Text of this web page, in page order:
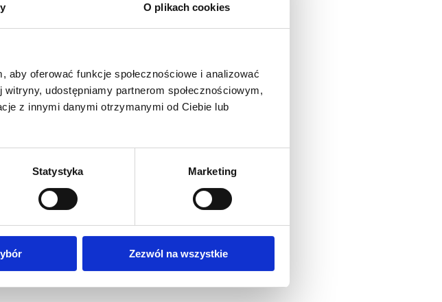
O plikach cookies
oferować funkcje społecznościowe i analizować
udostępniamy partnerom społecznościowym,
z innymi danymi otrzymanymi od Ciebie lub
Statystyka Marketing
Zezwól na wszystkie